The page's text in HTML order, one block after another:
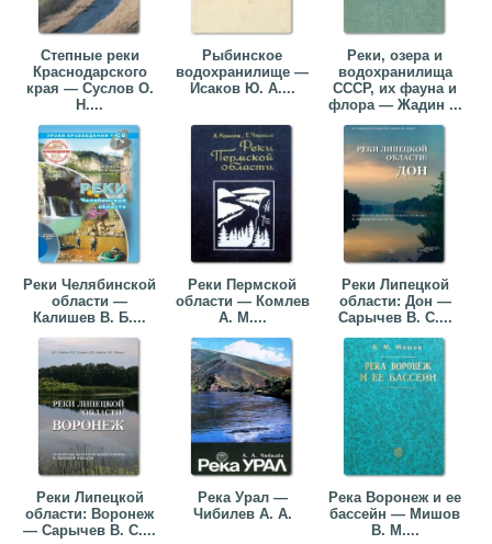
Степные реки
Краснодарского
края — Суслов О.
Н....
Рыбинское
водохранилище —
Исаков Ю. А....
Реки, озера и
водохранилища
СССР, их фауна и
флора — Жадин ...
Реки Челябинской
области —
Калишев В. Б....
Реки Пермской
области — Комлев
А. М....
Реки Липецкой
области: Дон —
Сарычев В. С....
Реки Липецкой
области: Воронеж
— Сарычев В. С....
Река Урал —
Чибилев А. А.
Река Воронеж и ее
бассейн — Мишов
В. М....